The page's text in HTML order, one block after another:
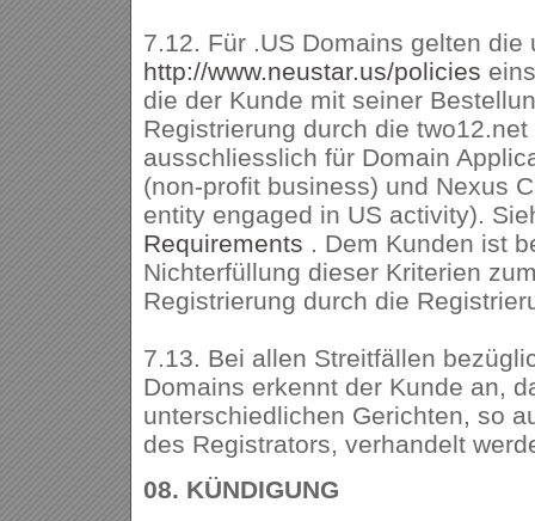
7.12. Für .US Domains gelten die
http://www.neustar.us/policies
die der Kunde mit seiner
Registrierung durch die
ausschliesslich für Domain
(non-profit business) und Nexus
entity engaged in US activity).
Requirements . Dem Kunden ist
Nichterfüllung dieser Kriterien
Registrierung durch die
7.13. Bei allen Streitfällen
Domains erkennt der Kunde an,
unterschiedlichen Gerichten, so
des Registrators, verhandelt
08. KÜNDIGUNG